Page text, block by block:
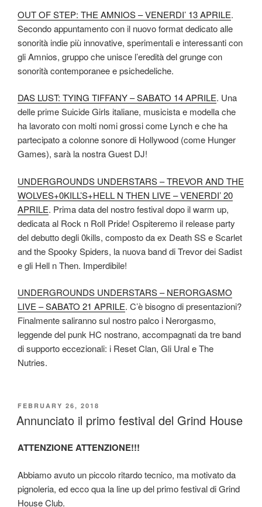
OUT OF STEP: THE AMNIOS – VENERDI’ 13 APRILE.
Secondo appuntamento con il nuovo format dedicato alle
sonorità indie più innovative, sperimentali e interessanti con
gli Amnios, gruppo che unisce l’eredità del grunge con
sonorità contemporanee e psichedeliche.
DAS LUST: TYING TIFFANY – SABATO 14 APRILE. Una
delle prime Suicide Girls italiane, musicista e modella che
ha lavorato con molti nomi grossi come Lynch e che ha
partecipato a colonne sonore di Hollywood (come Hunger
Games), sarà la nostra Guest DJ!
UNDERGROUNDS UNDERSTARS – TREVOR AND THE
WOLVES+0KILL’S+HELL N THEN LIVE – VENERDI’ 20
APRILE. Prima data del nostro festival dopo il warm up,
dedicata al Rock n Roll Pride! Ospiteremo il release party
del debutto degli 0kills, composto da ex Death SS e Scarlet
and the Spooky Spiders, la nuova band di Trevor dei Sadist
e gli Hell n Then. Imperdibile!
UNDERGROUNDS UNDERSTARS – NERORGASMO
LIVE – SABATO 21 APRILE. C’è bisogno di presentazioni?
Finalmente saliranno sul nostro palco i Nerorgasmo,
leggende del punk HC nostrano, accompagnati da tre band
di supporto eccezionali: i Reset Clan, Gli Ural e The
Nutries.
POSTED
ON
FEBRUARY 26, 2018
Annunciato il primo festival del Grind House
ATTENZIONE ATTENZIONE!!!
Abbiamo avuto un piccolo ritardo tecnico, ma motivato da
pignoleria, ed ecco qua la line up del primo festival di Grind
House Club.